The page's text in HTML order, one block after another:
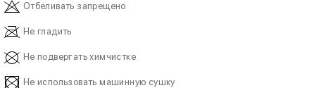
Отбеливать запрещено
Не гладить
Не подвергать химчистке
Не использовать машинную сушку